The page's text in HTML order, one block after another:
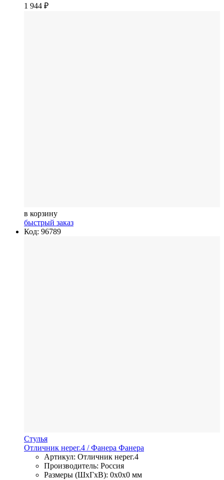
1 944 ₽
в корзину
быстрый заказ
Код: 96789
Стулья
Отличник нерег.4 / Фанера Фанера
Артикул: Отличник нерег.4
Производитель: Россия
Размеры (ШхГхВ): 0x0x0 мм